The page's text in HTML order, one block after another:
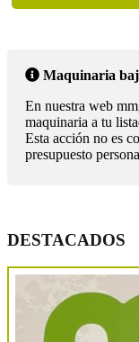
Maquinaria
En nuestra web
maquinaria a tu
Esta acción no es
presupuesto
DESTACADOS